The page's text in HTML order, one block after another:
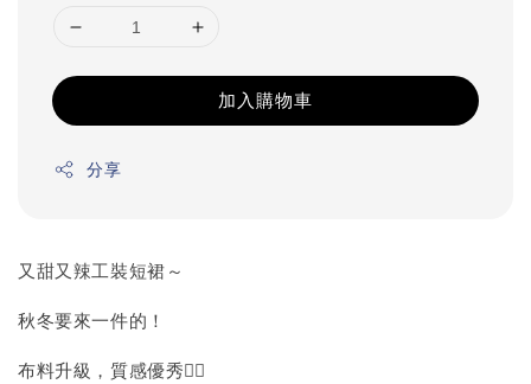
加入購物車
分享
又甜又辣工裝短裙～
秋冬要來一件的！
布料升級，質感優秀👍🏻